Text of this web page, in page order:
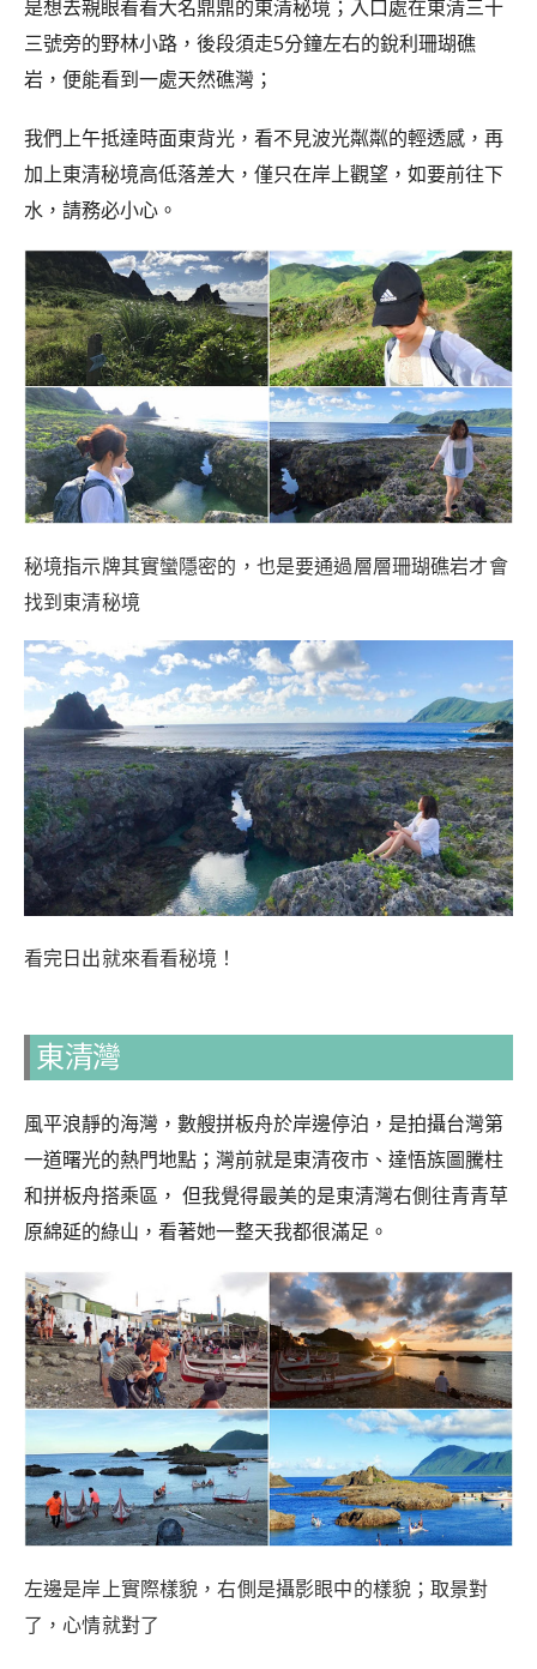
是想去親眼看看大名鼎鼎的東清秘境；入口處在東清三十
三號旁的野林小路，後段須走5分鐘左右的銳利珊瑚礁
岩，便能看到一處天然礁灣；
我們上午抵達時面東背光，看不見波光粼粼的輕透感，再
加上東清秘境高低落差大，僅只在岸上觀望，如要前往下
水，請務必小心。
秘境指示牌其實蠻隱密的，也是要通過層層珊瑚礁岩才會
找到東清秘境
看完日出就來看看秘境！
東清灣
風平浪靜的海灣，數艘拼板舟於岸邊停泊，是拍攝台灣第
一道曙光的熱門地點；灣前就是東清夜市、達悟族圖騰柱
和拼板舟搭乘區， 但我覺得最美的是東清灣右側往青青草
原綿延的綠山，看著她一整天我都很滿足。
左邊是岸上實際樣貌，右側是攝影眼中的樣貌；取景對
了，心情就對了